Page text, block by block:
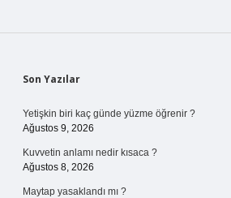
Sidebar
Son Yazılar
Yetişkin biri kaç günde yüzme öğrenir ?
Ağustos 9, 2026
Kuvvetin anlamı nedir kısaca ?
Ağustos 8, 2026
Maytap yasaklandı mı ?